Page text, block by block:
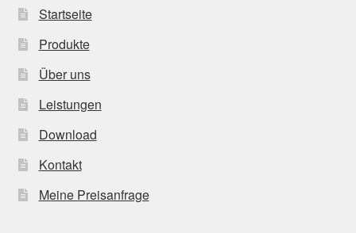
Startseite
Produkte
Über uns
Leistungen
Download
Kontakt
Meine Preisanfrage